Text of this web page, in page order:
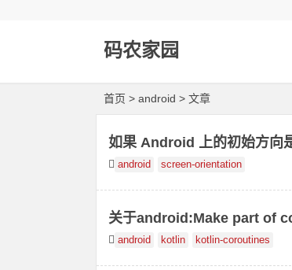
码农家园
首页 > android > 文章
如果 Android 上的初始方向
android screen-orientation
关于android:Make part of
android kotlin kotlin-coroutines